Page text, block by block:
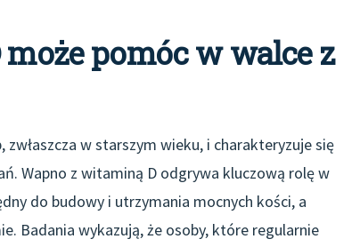
pomóc w walce z
w starszym wieku, i charakteryzuje się
Wapno z witaminą D odgrywa kluczową rolę w
do budowy i utrzymania mocnych kości, a
Badania wykazują, że osoby, które regularnie